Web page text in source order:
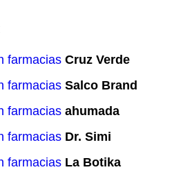
farmaciasCruz Verde
farmaciasSalco Brand
farmaciasahumada
farmacias Dr. Simi
farmacias La Botika